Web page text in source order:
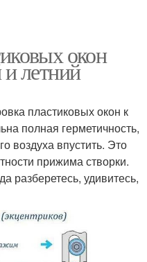
окон
летний
пластиковых окон к
полная герметичность,
воздуха впустить. Это
прижима створки.
разберетесь, удивитесь,